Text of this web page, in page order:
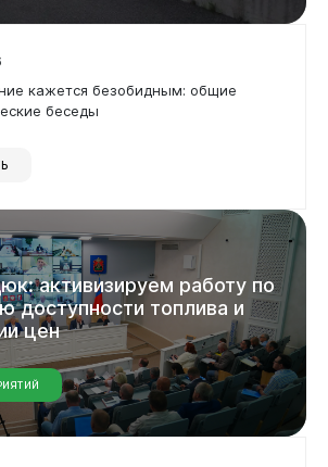
кажется безобидным: общие
беседы
активизируем работу по
доступности топлива и
цен